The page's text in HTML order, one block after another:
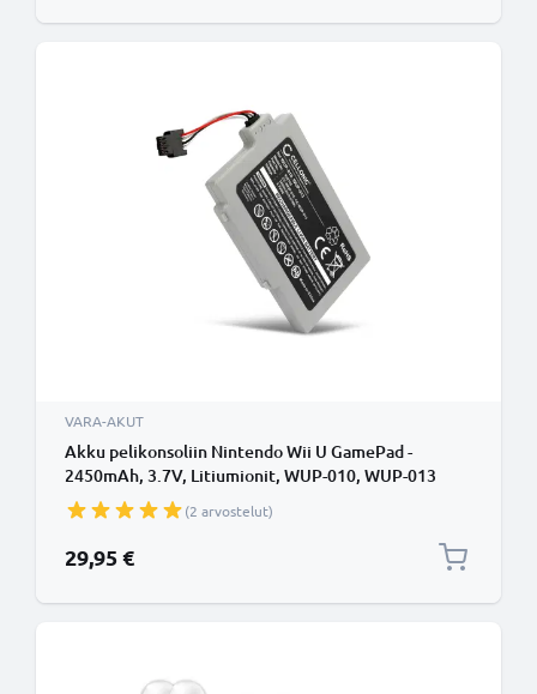
VARA-AKUT
Akku pelikonsoliin Nintendo Wii U GamePad -
2450mAh, 3.7V, Litiumionit, WUP-010, WUP-013
vaihtoakku
(2 arvostelut)
29,95 €